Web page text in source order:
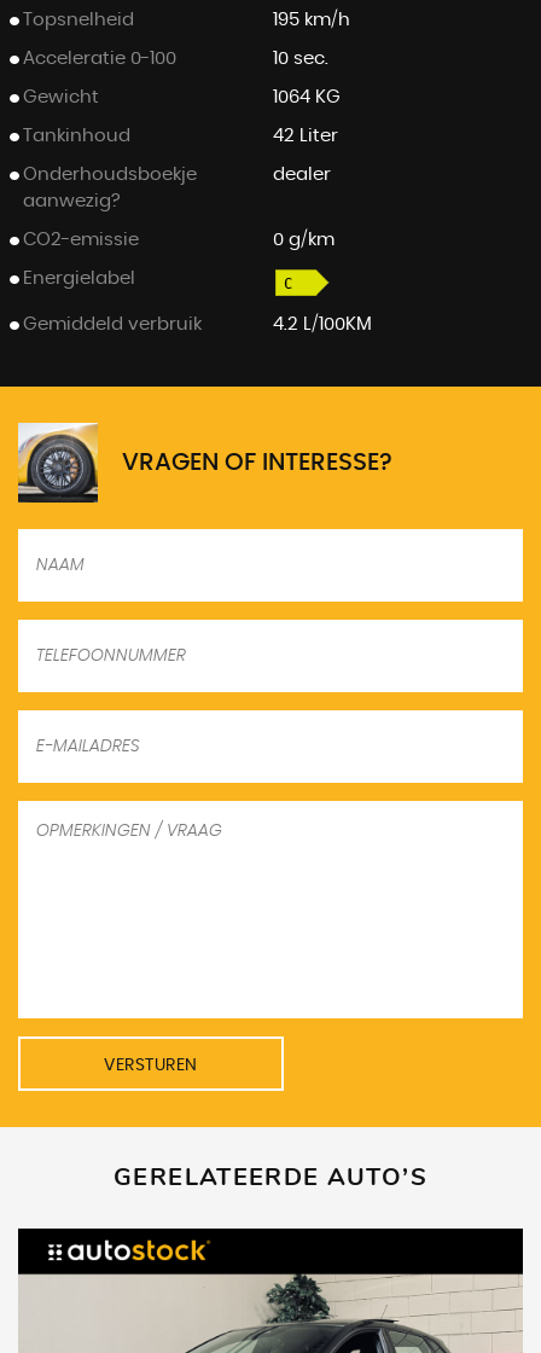
Topsnelheid 195 km/h
Acceleratie 0-100 10 sec.
Gewicht 1064 KG
Tankinhoud 42 Liter
Onderhoudsboekje
aanwezig?
dealer
CO2-emissie 0 g/km
Energielabel
Gemiddeld verbruik 4.2 L/100KM
VRAGEN OF INTERESSE?
VERSTUREN
GERELATEERDE AUTO’S